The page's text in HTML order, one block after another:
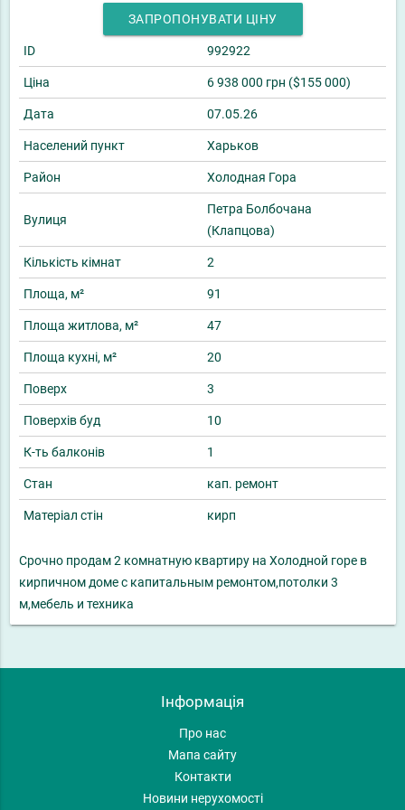
ЗАПРОПОНУВАТИ ЦІНУ
ID 992922
Ціна 6 938 000 грн ($155 000)
Дата 07.05.26
Населений пункт Харьков
Район Холодная Гора
Вулиця
Петра Болбочана
(Клапцова)
Кількість кімнат 2
Площа, м² 91
Площа житлова, м² 47
Площа кухні, м² 20
Поверх 3
Поверхів буд 10
К-ть балконів 1
Стан кап. ремонт
Матеріал стін кирп
Срочно продам 2 комнатную квартиру на Холодной горе в
кирпичном доме с капитальным ремонтом,потолки 3
м,мебель и техника
Інформація
Про нас
Мапа сайту
Контакти
Новини нерухомості